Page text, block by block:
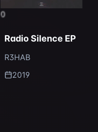
0
Radio Silence EP
R3HAB
2019